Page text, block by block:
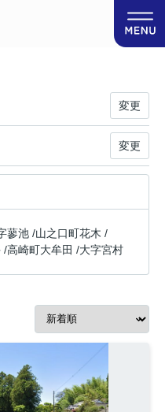
変更
変更
蓼池 /山之口町花木 /
/高崎町大牟田 /大字宮村